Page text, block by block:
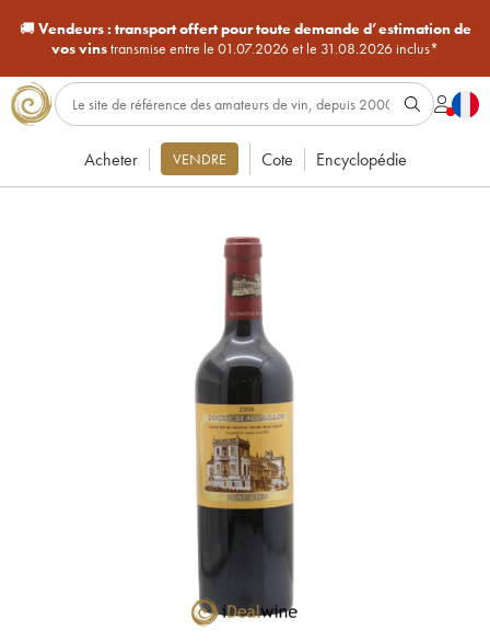
🚚Vendeurs : transport offert pour toute demande d’estimation de
vos vinstransmise entre le 01.07.2026 et le 31.08.2026 inclus*
Acheter VENDRE Cote Encyclopédie